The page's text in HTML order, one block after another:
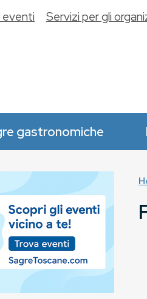
gastronomiche
eventi Servizi per gli